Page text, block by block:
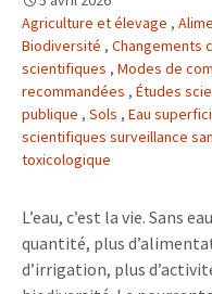
Agriculture et élevage ,
Biodiversité , Changements
scientifiques , Modes de
recommandées , Études
publique , Sols , Eau
scientifiques surveillance
toxicologique
L’eau, c’est la vie. Sans
quantité, plus
d’irrigation, plus